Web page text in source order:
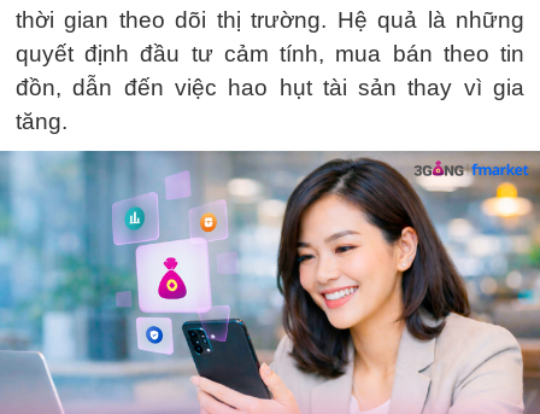
thời gian theo dõi thị trường. Hệ quả là những
quyết định đầu tư cảm tính, mua bán theo tin
đồn, dẫn đến việc hao hụt tài sản thay vì gia
tăng.